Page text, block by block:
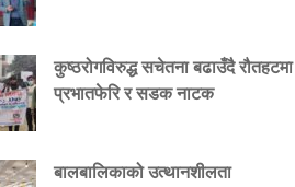
कुष्ठरोगविरुद्ध सचेतना बढाउँदै रौतहटमा
प्रभातफेरि र सडक नाटक
बालबालिकाको उत्थानशीलता